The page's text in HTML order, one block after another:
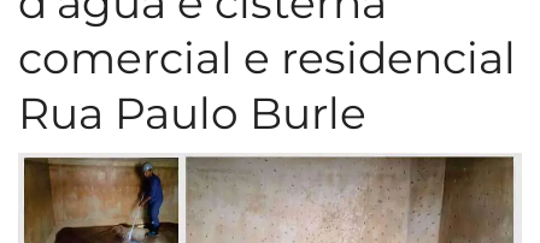
comercial e residencial
Rua Paulo Burle